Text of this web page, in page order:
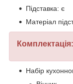
Підставка: є
Матеріал
Комплектація:
Набір